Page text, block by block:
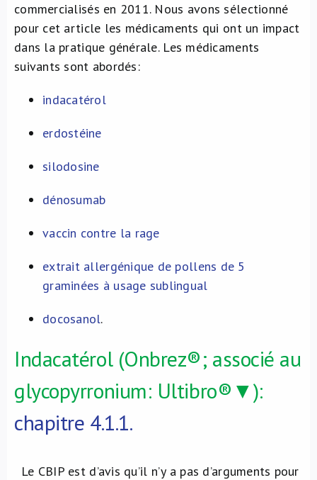
NL
commercialisés en 2011. Nous avons sélectionné
pour cet article les médicaments qui ont un impact
dans la pratique générale. Les médicaments
suivants sont abordés:
indacatérol
erdostéine
silodosine
dénosumab
vaccin contre la rage
extrait allergénique de pollens de 5
graminées à usage sublingual
docosanol.
Indacatérol (Onbrez®; associé au
glycopyrronium: Ultibro®▼):
chapitre 4.1.1.
Le CBIP est d’avis qu’il n’y a pas d’arguments pour